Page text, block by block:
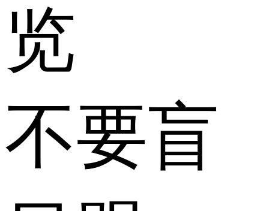
览
不要盲